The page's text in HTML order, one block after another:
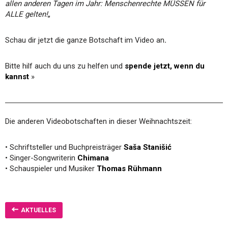
allen anderen Tagen im Jahr: Menschenrechte MÜSSEN für
ALLE gelten!„
Schau dir jetzt die ganze Botschaft im Video an.
Bitte hilf auch du uns zu helfen und spende jetzt, wenn du
kannst »
Die anderen Videobotschaften in dieser Weihnachtszeit:
• Schriftsteller und Buchpreisträger Saša Stanišić
• Singer-Songwriterin Chimana
• Schauspieler und Musiker Thomas Rühmann
AKTUELLES